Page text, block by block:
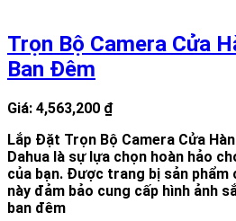
Trọn Bộ Camera Cửa
Ban Đêm
Giá: 4,563,200 ₫
Lắp Đặt Trọn Bộ Camera Cửa
Dahua là sự lựa chọn hoàn hảo
của bạn. Được trang bị sản
này đảm bảo cung cấp hình ảnh
ban đêm